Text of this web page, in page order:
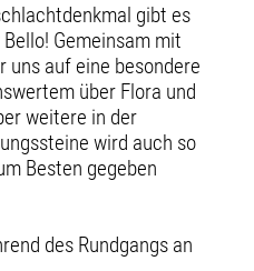
gibt es
Gemeinsam mit
uns auf eine besondere
über Flora und
weitere in der
wird auch so
Besten gegeben
des Rundgangs an